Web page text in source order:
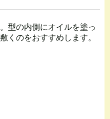
型の内側にオイルを塗っ
くのをおすすめします。